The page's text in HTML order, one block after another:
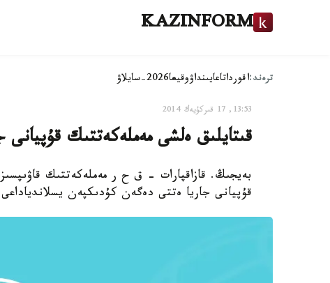
KAZINFORM
ترەند:اقورداتاعايىنداۋوقيعا2026-سايلاۋ
13:53, 17 قىركۇيەك 2014
قىتايلىق ەلشى مەملەكەتتىك
بەيجىڭ. قازاقپارات - ق ح ر مەملەكەتتىك
قۇپيانى جاريا ەتتى دەگەن كۇدىكپەن